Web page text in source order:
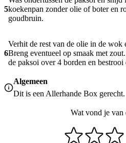
5koekenpan zonder olie of boter en
goudbruin.
6
Verhit de rest van de olie in de wok
Breng eventueel op smaak met
de paksoi over 4 borden en bestrooi
Algemeen
Dit is een Allerhande Box gerecht.
Wat vond je van